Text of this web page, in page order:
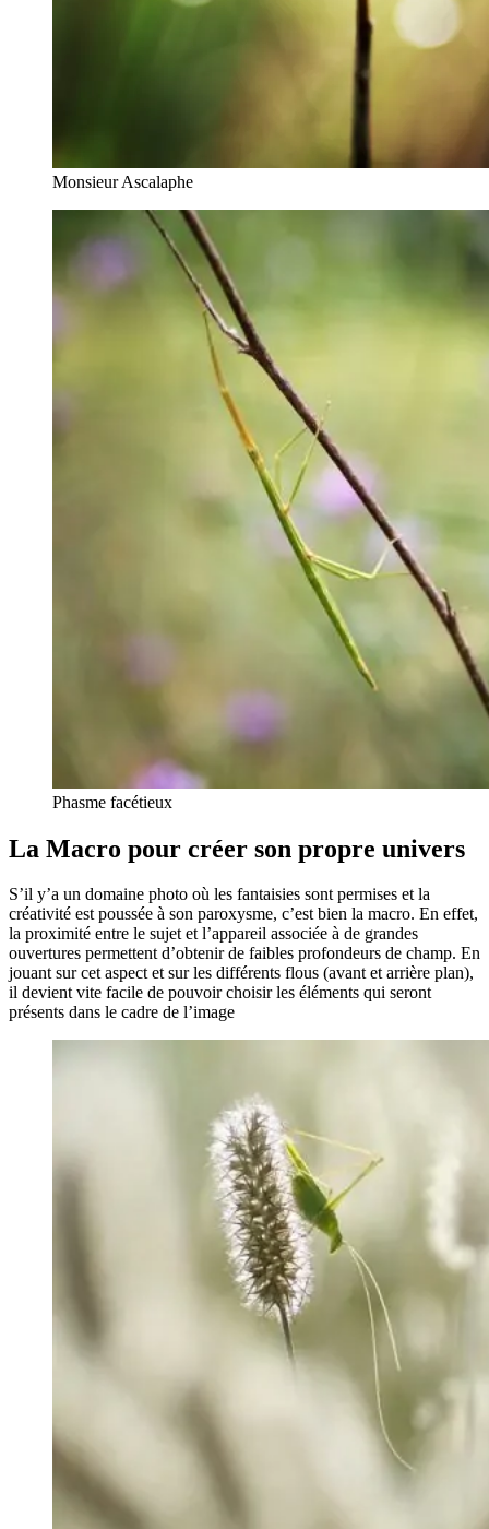
Monsieur Ascalaphe
Phasme facétieux
La Macro pour créer son propre univers
S’il y’a un domaine photo où les fantaisies sont permises et la
créativité est poussée à son paroxysme, c’est bien la macro. En effet,
la proximité entre le sujet et l’appareil associée à de grandes
ouvertures permettent d’obtenir de faibles profondeurs de champ. En
jouant sur cet aspect et sur les différents flous (avant et arrière plan),
il devient vite facile de pouvoir choisir les éléments qui seront
présents dans le cadre de l’image